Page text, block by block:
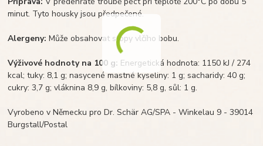
minut. Tyto housky jsou předpečené.
Alergeny: Může obsahovat stopy vlčího bobu.
Výživové hodnoty na 100 g: Energetická hodnota: 1150 kJ / 274
kcal; tuky: 8,1 g; nasycené mastné kyseliny: 1 g; sacharidy: 40 g;
cukry: 3,7 g; vláknina 8,9 g, bílkoviny: 5,8 g, sůl: 1 g.
Vyrobeno v Německu pro Dr. Schär AG/SPA - Winkelau 9 - 39014
Burgstall/Postal